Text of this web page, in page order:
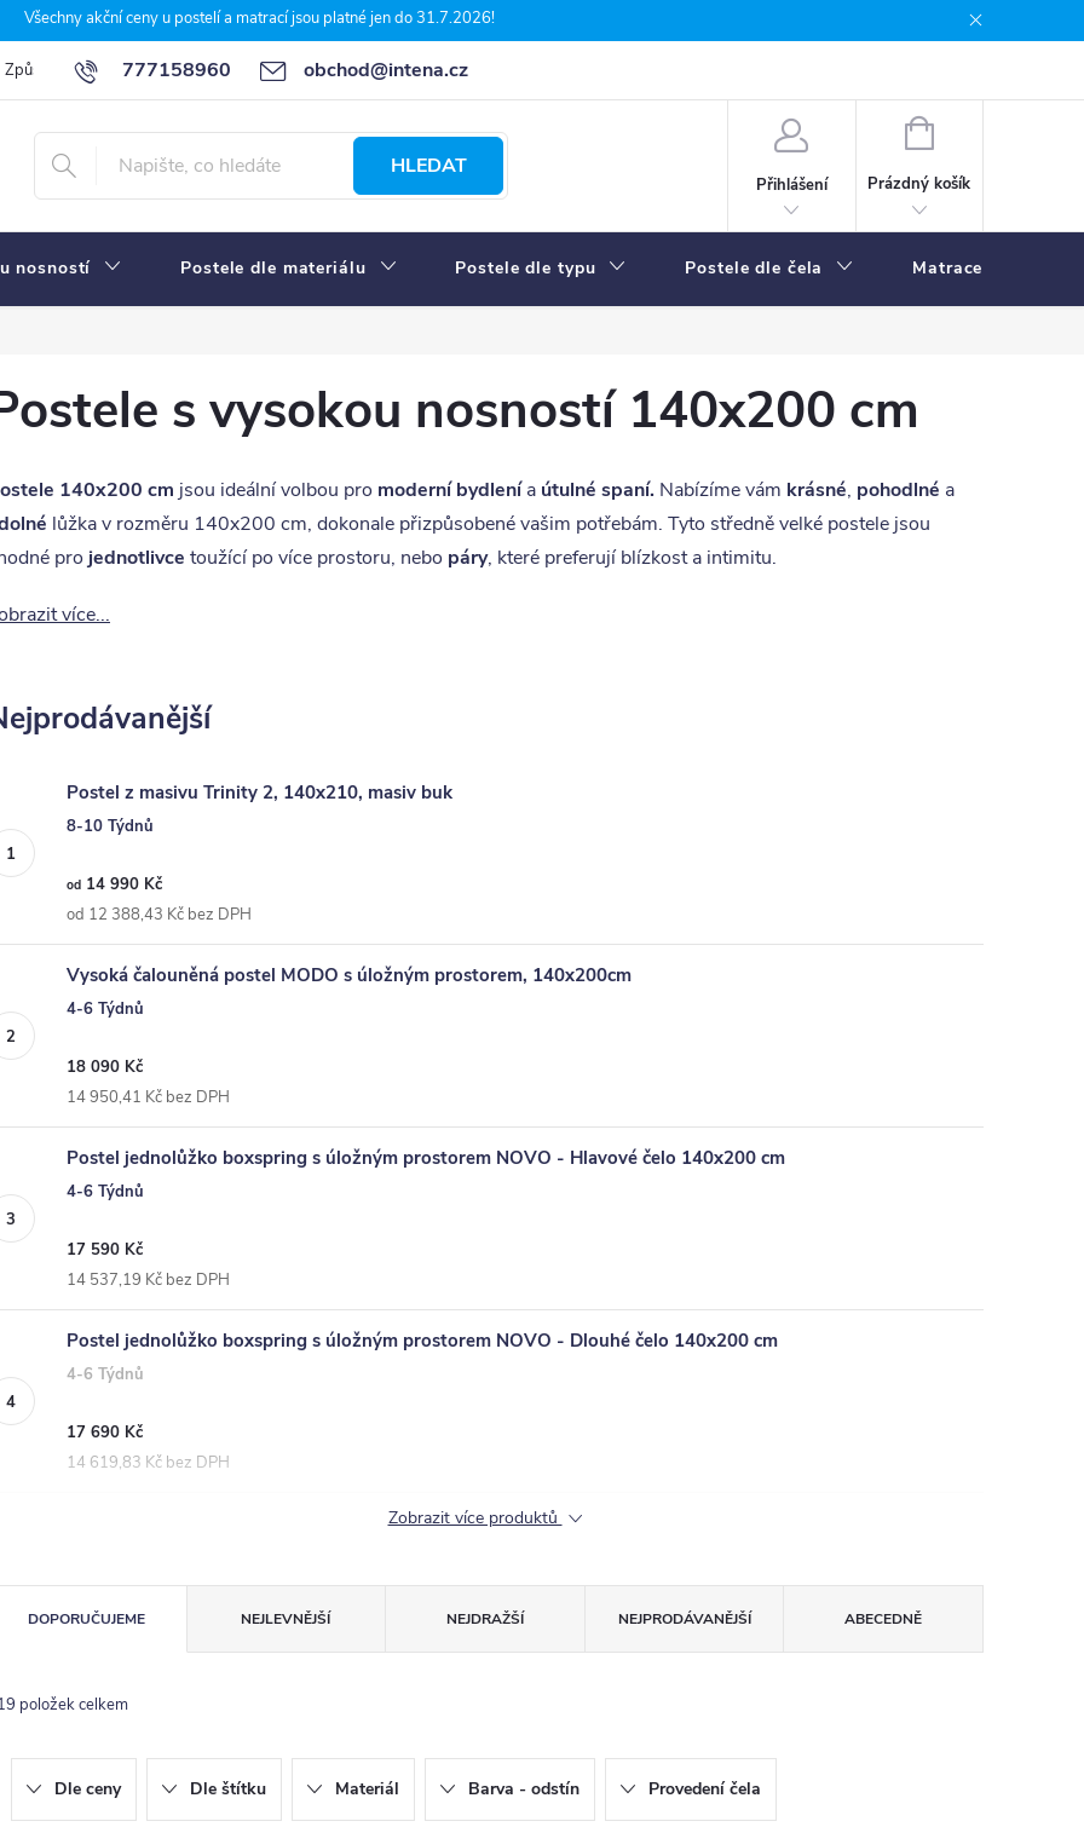
Všechny akční ceny u postelí a matrací jsou platné jen do 31.7.2026!
777158960 obchod@intena.cz
Způsoby a ceny dopravy 7 důvodů, proč nakupit u Intena nábytek
HLEDAT
Přihlášení
NÁKUPNÍ
Prázdný košík
nosností Postele dle materiálu Postele dle typu Postele dle čela Matrace
s vysokou nosností 140x200 cm
140x200 cm jsou ideální volbou pro moderní bydlenía útulné spaní. Nabízíme vám krásné, pohodlné a
lůžka v rozměru 140x200 cm, dokonale přizpůsobené vašim potřebám. Tyto středně velké postele jsou
pro jednotlivce toužící po více prostoru, nebo páry, které preferují blízkost a intimitu.
více...
Postel z masivu Trinity 2, 140x210, masiv buk
8-10 Týdnů
od 14 990 Kč
od 12 388,43 Kč bez DPH
Vysoká čalouněná postel MODO s úložným prostorem, 140x200cm
4-6 Týdnů
18 090 Kč
14 950,41 Kč bez DPH
Postel jednolůžko boxspring s úložným prostorem NOVO - Hlavové čelo 140x200 cm
4-6 Týdnů
17 590 Kč
14 537,19 Kč bez DPH
Postel jednolůžko boxspring s úložným prostorem NOVO - Dlouhé čelo 140x200 cm
4-6 Týdnů
17 690 Kč
14 619,83 Kč bez DPH
Zobrazit více produktů
DOPORUČUJEME NEJLEVNĚJŠÍ NEJDRAŽŠÍ NEJPRODÁVANĚJŠÍ ABECEDNĚ
položek celkem
Dle ceny Dle štítku Materiál Barva - odstín Provedení čela